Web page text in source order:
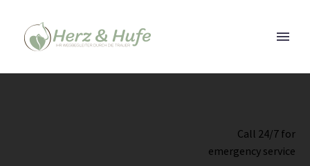
Call 24/7 for
emergency service